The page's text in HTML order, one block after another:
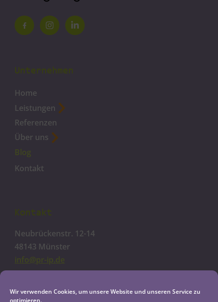
Wir verwenden Cookies, um unsere Website und unseren Service zu
optimieren.
Unternehmen
Home
Leistungen
Referenzen
Über uns
Blog
Kontakt
Kontakt
Neubrückenstr. 12-14
48143 Münster
info@pr-ip.de
Cookie-Richtlinie